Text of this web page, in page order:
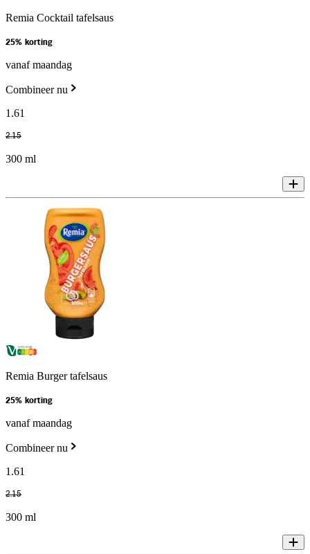
Remia Cocktail tafelsaus
25% korting
vanaf maandag
Combineer nu
1.61
2.15
300 ml
Remia Burger tafelsaus
25% korting
vanaf maandag
Combineer nu
1.61
2.15
300 ml